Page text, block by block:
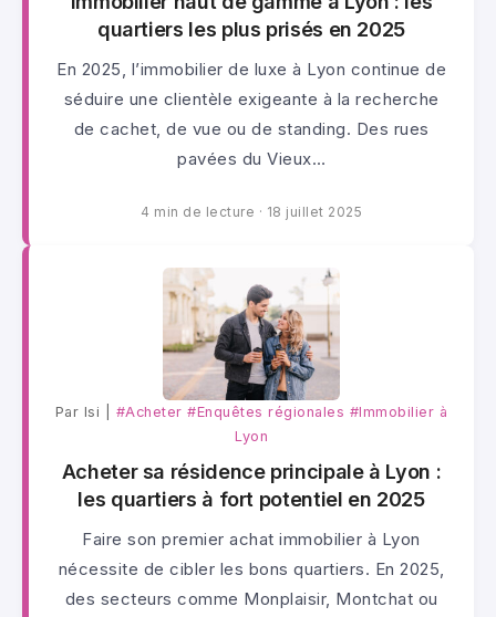
quartiers les plus prisés en 2025
En 2025, l’immobilier de luxe à Lyon continue de
séduire une clientèle exigeante à la recherche
de cachet, de vue ou de standing. Des rues
pavées du Vieux…
4 min de lecture · 18 juillet 2025
Par lsi | #Acheter#Enquêtes régionales #Immobilier à
Lyon
Acheter sa résidence principale à Lyon :
les quartiers à fort potentiel en 2025
Faire son premier achat immobilier à Lyon
nécessite de cibler les bons quartiers. En 2025,
des secteurs comme Monplaisir, Montchat ou